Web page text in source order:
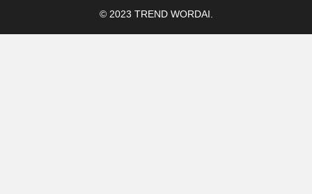
© 2023 TREND WORDAI.